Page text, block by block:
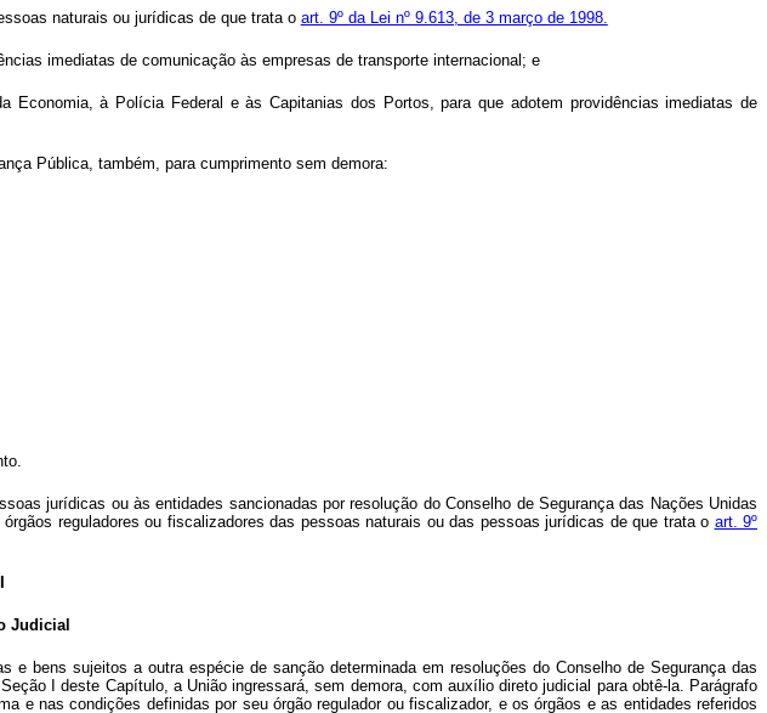
naturais ou jurídicas de que trata o art. 9º da Lei nº 9.613, de 3 março de 1998.
imediatas de comunicação às empresas de transporte internacional; e
à Polícia Federal e às Capitanias dos Portos, para que adotem providências imediatas de
Pública, também, para cumprimento sem demora:
jurídicas ou às entidades sancionadas por resolução do Conselho de Segurança das Nações Unidas
reguladores ou fiscalizadores das pessoas naturais ou das pessoas jurídicas de que trata o art. 9º
Judicial
bens sujeitos a outra espécie de sanção determinada em resoluções do Conselho de Segurança das
I deste Capítulo, a União ingressará, sem demora, com auxílio direto judicial para obtê-la. Parágrafo
e nas condições definidas por seu órgão regulador ou fiscalizador, e os órgãos e as entidades referidos